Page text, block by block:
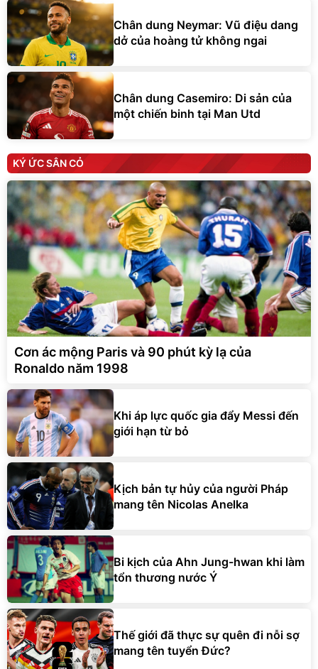
Chân dung Neymar: Vũ điệu dang
dở của hoàng tử không ngai
Chân dung Casemiro: Di sản của
một chiến binh tại Man Utd
KÝ ỨC SÂN CỎ
Cơn ác mộng Paris và 90 phút kỳ lạ của
Ronaldo năm 1998
Khi áp lực quốc gia đẩy Messi đến
giới hạn từ bỏ
Kịch bản tự hủy của người Pháp
mang tên Nicolas Anelka
Bi kịch của Ahn Jung-hwan khi làm
tổn thương nước Ý
Thế giới đã thực sự quên đi nỗi sợ
mang tên tuyển Đức?